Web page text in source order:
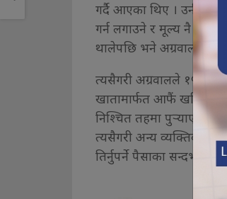
गर्दै आएका थिए । उनी
गर्न लगाउने र मूल्य नै तोकेर
थालेपछि भने अग्रवाल आफ्नो
त्यसैगरी अग्रवालले १५ वटा
खातामार्फत आफैं खरिद
निश्चित तहमा पुर्‍याएपछि
त्यसैगरी अन्य व्यक्तिका
तिर्नुपर्ने पैसाका